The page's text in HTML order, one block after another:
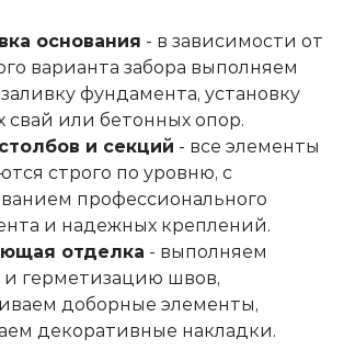
основания - в зависимости от
варианта забора выполняем
фундамента, установку
свай или бетонных опор.
и секций - все элементы
строго по уровню, с
профессионального
и надежных креплений.
отделка - выполняем
и герметизацию швов,
доборные элементы,
декоративные накладки.